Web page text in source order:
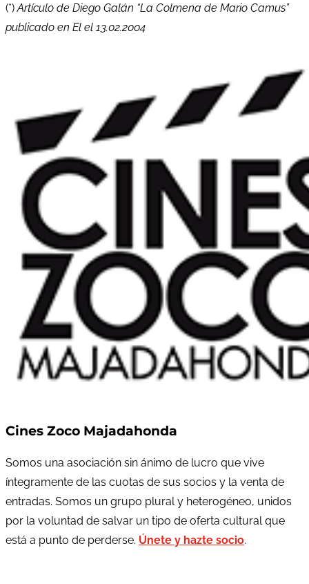
(*)Artículo de Diego Galán “La Colmena de Mario Camus”
publicado en El el 13.02.2004
Cines Zoco Majadahonda
Somos una asociación sin ánimo de lucro que vive
íntegramente de las cuotas de sus socios y la venta de
entradas. Somos un grupo plural y heterogéneo, unidos
por la voluntad de salvar un tipo de oferta cultural que
está a punto de perderse. Únete y hazte socio.